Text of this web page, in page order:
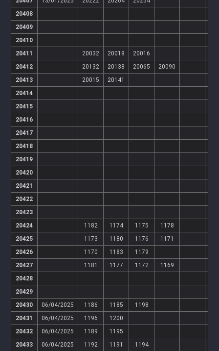
20408
20409
20410
20411
20032 20018
20016
20412
20132 20138 20065
20090
20413
20015
20141
20414
20415
20416
20417
20418
20419
20420
20421
20422
20423
20424
1182 1174 1175
1178
20425
1173 1180 1176
1171
20426
1170 1183
1179
20427
1181 1177 1172
1169
20428
20429
20430
06/04/2025 1186 1185
1198
20431
06/04/2025 1196
1200
20432
06/04/2025 1189
1195
20433
06/04/2025 1192 1191
1194